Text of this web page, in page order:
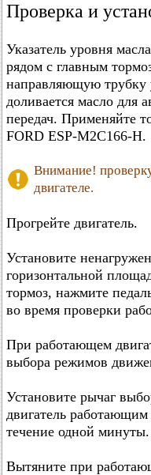
Проверка и
Указатель уровня
рядом с главным
направляющую трубку
доливается масло для
передач. Применяйте
FORD ESP-M2C166-H.
Внимание!
двигателе.
Прогрейте двигатель.
Установите
горизонтальной
тормоз, нажмите
во время проверки
При работающем
выбора режимов
Установите рычаг
двигатель
течение одной минуты.
Вытяните при